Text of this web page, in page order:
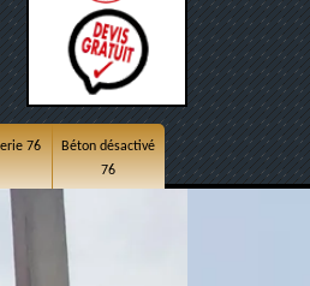
76
Béton désactivé
76